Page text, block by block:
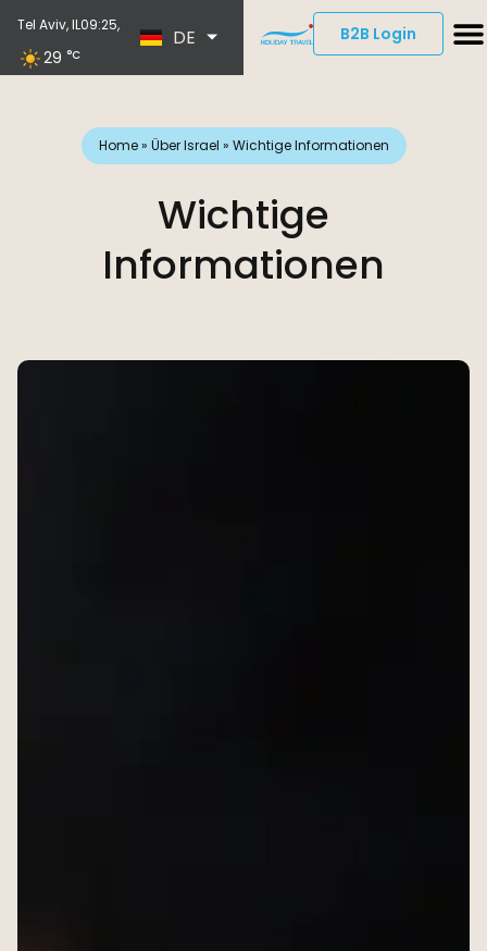
Tel Aviv, IL09:25,
29 °C
DE
ES
B2B Login
Home» Über Israel » Wichtige Informationen
Wichtige
Informationen